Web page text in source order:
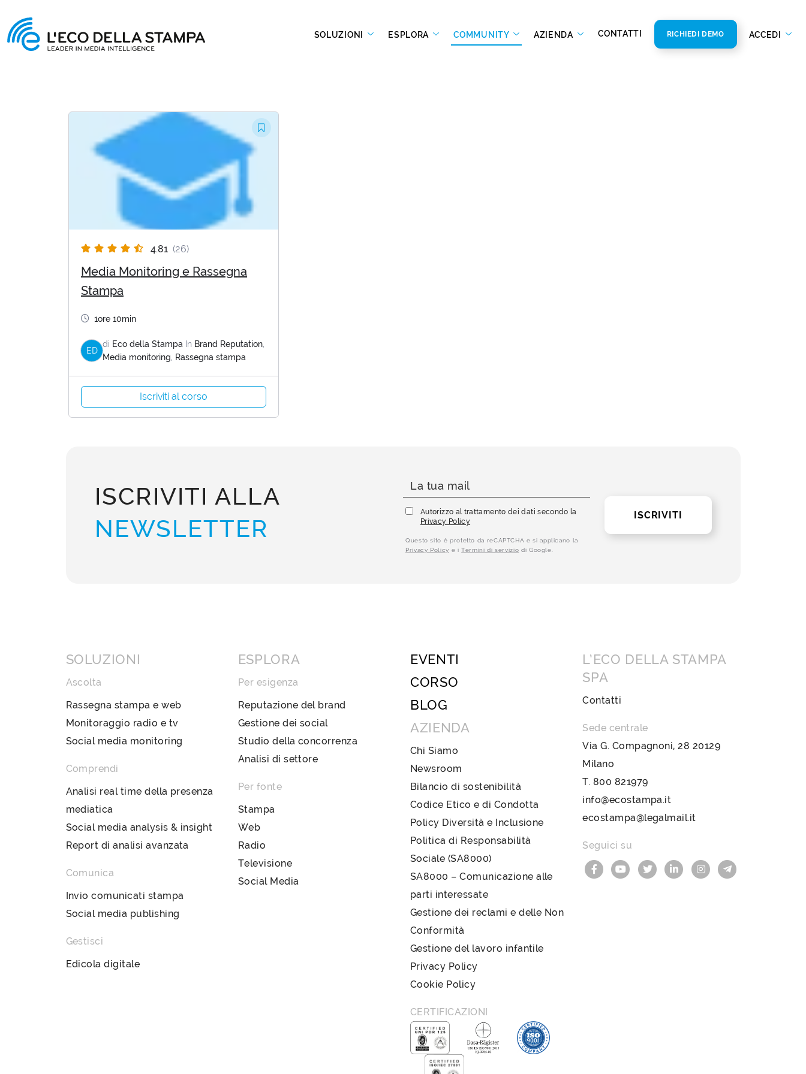
SOLUZIONI ESPLORA COMMUNITY AZIENDA CONTATTI RICHIEDI DEMO ACCEDI
4.81 (26)
Media Monitoring e Rassegna
Stampa
1ore 10min
ED
di Eco della Stampa In Brand Reputation,
Media monitoring, Rassegna stampa
Iscriviti al corso
ISCRIVITI ALLA
NEWSLETTER
Autorizzo al trattamento dei dati secondo la
Privacy Policy
Questo sito è protetto da reCAPTCHA e si applicano la
Privacy Policy e iTermini di servizio di Google.
ISCRIVITI
SOLUZIONI
Ascolta
Rassegna stampa e web
Monitoraggio radio e tv
Social media monitoring
Comprendi
Analisi real time della presenza
mediatica
Social media analysis & insight
Report di analisi avanzata
Comunica
Invio comunicati stampa
Social media publishing
Gestisci
Edicola digitale
ESPLORA
Per esigenza
Reputazione del brand
Gestione dei social
Studio della concorrenza
Analisi di settore
Per fonte
Stampa
Web
Radio
Televisione
Social Media
EVENTI
CORSO
BLOG
AZIENDA
Chi Siamo
Newsroom
Bilancio di sostenibilità
Codice Etico e di Condotta
Policy Diversità e Inclusione
Politica di Responsabilità
Sociale (SA8000)
SA8000 – Comunicazione alle
parti interessate
Gestione dei reclami e delle Non
Conformità
Gestione del lavoro infantile
Privacy Policy
Cookie Policy
CERTIFICAZIONI
L’ECO DELLA STAMPA
SPA
Contatti
Sede centrale
Via G. Compagnoni, 28 20129
Milano
T. 800 821979
info@ecostampa.it
ecostampa@legalmail.it
Seguici su